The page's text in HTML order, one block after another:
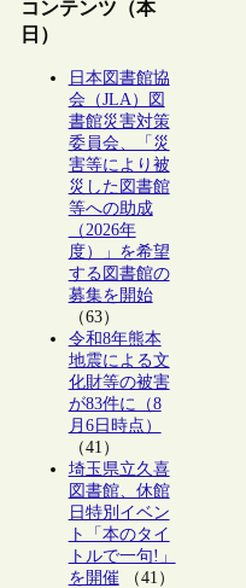
コンテンツ（本
日）
日本図書館協
会（JLA）図
書館災害対策
委員会、「災
害等により被
災した図書館
等への助成
（2026年
度）」を希望
する図書館の
募集を開始
（63）
令和8年熊本
地震による文
化財等の被害
が83件に（8
月6日時点）
（41）
埼玉県立久喜
図書館、休館
日特別イベン
ト「本のタイ
トルで一句!」
を開催（41）